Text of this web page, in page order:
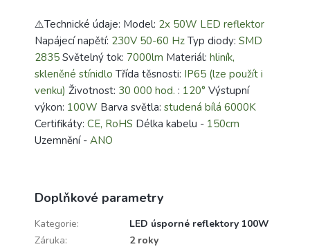
⚠️Technické údaje: Model: 2x 50W LED reflektor
Napájecí napětí: 230V 50-60 Hz Typ diody: SMD
2835 Světelný tok: 7000lm Materiál: hliník,
skleněné stínidlo Třída těsnosti: IP65 (lze použít i
venku) Životnost: 30 000 hod. : 120° Výstupní
výkon: 100W Barva světla: studená bílá 6000K
Certifikáty: CE, RoHS Délka kabelu - 150cm
Uzemnění - ANO
Doplňkové parametry
Kategorie:
LED úsporné reflektory 100W
Záruka:
2 roky